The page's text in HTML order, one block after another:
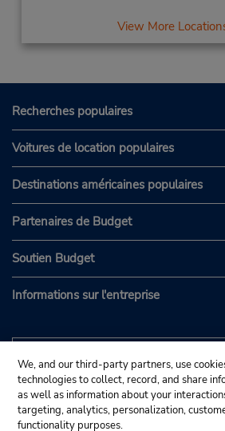
View More
Recherches populaires
Voitures de location populaires
Destinations américaines populaires
Partenaires de Budget
Soutien Budget
Informations sur l'entreprise
We, and our third-party partners, use
technologies to collect, record, and share
as well as information about your
targeting, analytics, personalization,
functionality purposes.